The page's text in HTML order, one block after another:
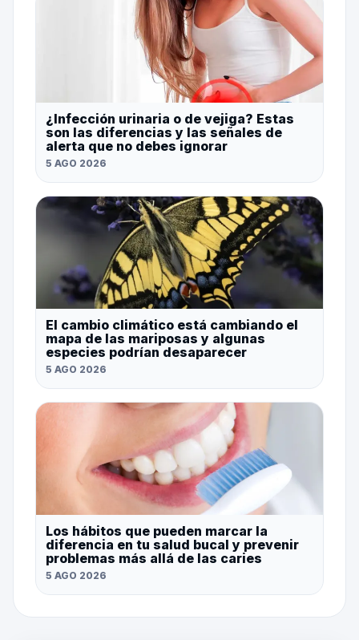
¿Infección urinaria o de vejiga? Estas
son las diferencias y las señales de
alerta que no debes ignorar
5 AGO 2026
El cambio climático está cambiando el
mapa de las mariposas y algunas
especies podrían desaparecer
5 AGO 2026
Los hábitos que pueden marcar la
diferencia en tu salud bucal y prevenir
problemas más allá de las caries
5 AGO 2026